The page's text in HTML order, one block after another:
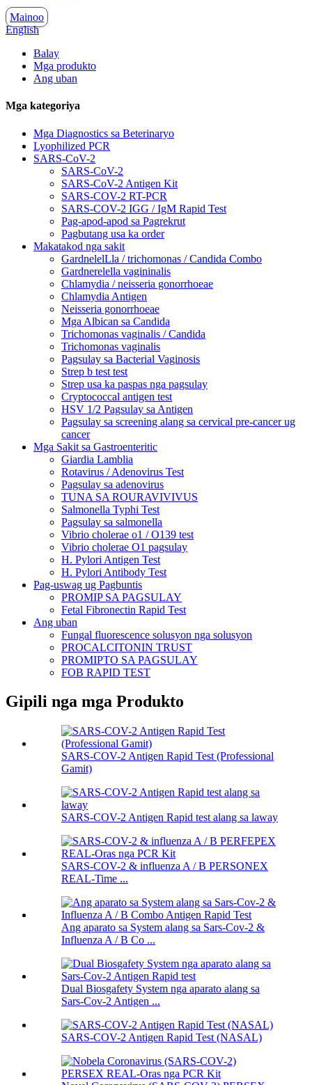
Mainoo
English
Balay
Mga produkto
Ang uban
Mga kategoriya
Mga Diagnostics sa Beterinaryo
Lyophilized PCR
SARS-CoV-2
SARS-CoV-2
SARS-CoV-2 Antigen Kit
SARS-COV-2 RT-PCR
SARS-COV-2 IGG / IgM Rapid Test
Pag-apod-apod sa Pagrekrut
Pagbutang usa ka order
Makatakod nga sakit
GardnelelLla / trichomonas / Candida Combo
Gardnerelella vagininalis
Chlamydia / neisseria gonorrhoeae
Chlamydia Antigen
Neisseria gonorrhoeae
Mga Albican sa Candida
Trichomonas vaginalis / Candida
Trichomonas vaginalis
Pagsulay sa Bacterial Vaginosis
Strep b test test
Strep usa ka paspas nga pagsulay
Cryptococcal antigen test
HSV 1/2 Pagsulay sa Antigen
Pagsulay sa screening alang sa cervical pre-cancer ug
cancer
Mga Sakit sa Gastroenteritic
Giardia Lamblia
Rotavirus / Adenovirus Test
Pagsulay sa adenovirus
TUNA SA ROURAVIVIVUS
Salmonella Typhi Test
Pagsulay sa salmonella
Vibrio cholerae o1 / O139 test
Vibrio cholerae O1 pagsulay
H. Pylori Antigen Test
H. Pylori Antibody Test
Pag-uswag ug Pagbuntis
PROMIP SA PAGSULAY
Fetal Fibronectin Rapid Test
Ang uban
Fungal fluorescence solusyon nga solusyon
PROCALCITONIN TRUST
PROMIPTO SA PAGSULAY
FOB RAPID TEST
Gipili nga mga Produkto
SARS-COV-2 Antigen Rapid Test (Professional
Gamit)
SARS-COV-2 Antigen Rapid test alang sa laway
SARS-COV-2 & influenza A / B PERSONEX
REAL-Time ...
Ang aparato sa System alang sa Sars-Cov-2 &
Influenza A / B Co ...
Dual Biosgafety System nga aparato alang sa
Sars-Cov-2 Antigen ...
SARS-COV-2 Antigen Rapid Test (NASAL)